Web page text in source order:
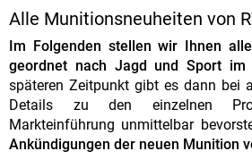
Alle Munitionsneuheiten von
Im Folgenden stellen wir Ihnen
geordnet nach Jagd und Sport
späteren Zeitpunkt gibt es dann bei
Details zu den einzelnen
Markteinführung unmittelbar
Ankündigungen der neuen Munition